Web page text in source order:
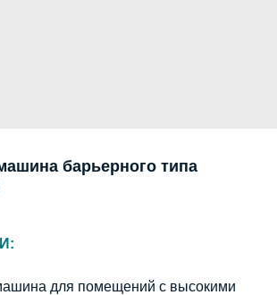
барьерного типа
для помещений с высокими